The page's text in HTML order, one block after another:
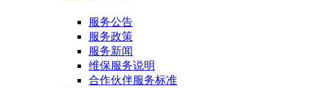
服务公告
服务政策
服务新闻
维保服务说明
合作伙伴服务标准